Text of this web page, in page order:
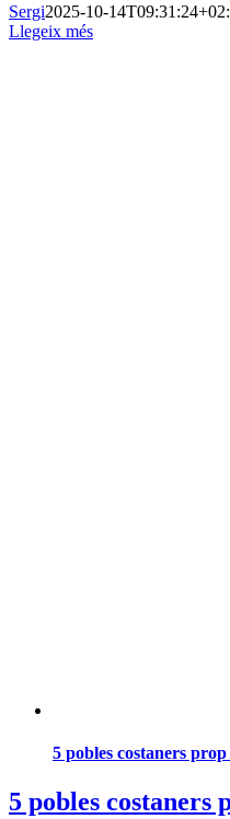
Sergi2025-10-
Llegeix més
5 pobles costaners
5 pobles costaners